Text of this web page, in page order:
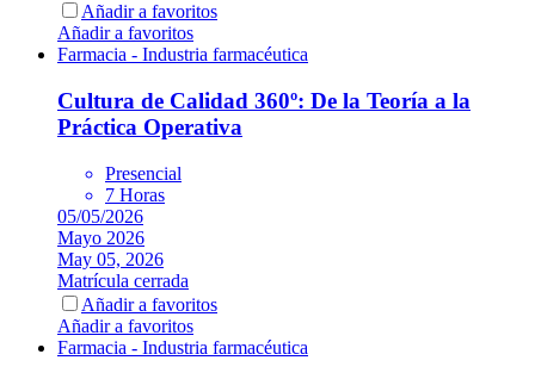
Añadir a favoritos
Añadir a favoritos
Farmacia - Industria farmacéutica
Cultura de Calidad 360º: De la Teoría a la
Práctica Operativa
Presencial
7 Horas
05/05/2026
Mayo 2026
May 05, 2026
Matrícula cerrada
Añadir a favoritos
Añadir a favoritos
Farmacia - Industria farmacéutica